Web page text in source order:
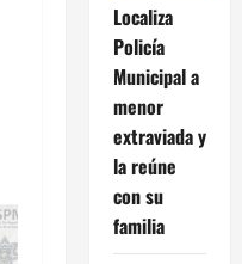
Localiza
Policía
Municipal a
menor
extraviada y
la reúne
con su
familia